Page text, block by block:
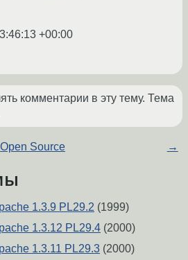
+00:00
комментарии в эту тему. Тема
Open Source →
1.3.9 PL29.2 (1999)
1.3.12 PL29.4 (2000)
1.3.11 PL29.3 (2000)